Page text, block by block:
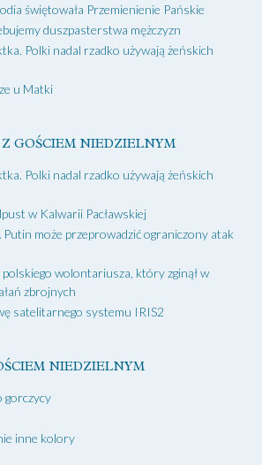
świętowała Przemienienie Pańskie
duszpasterstwa mężczyzn
Polki nadal rzadko używają żeńskich
u Matki
GOŚCIEM NIEDZIELNYM
Polki nadal rzadko używają żeńskich
w Kalwarii Pacławskiej
Putin może przeprowadzić ograniczony atak
wolontariusza, który zginął w
zbrojnych
satelitarnego systemu IRIS2
NIEDZIELNYM
gorczycy
inne kolory